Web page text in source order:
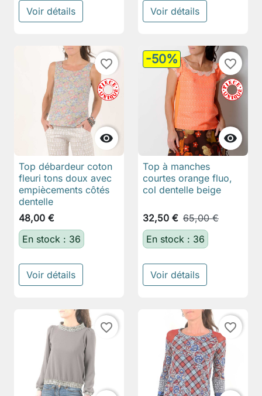
Voir détails Voir détails

favorite_border
Top débardeur coton
fleuri tons doux avec
empiècements côtés
dentelle
48,00 €
En stock : 36
Voir détails
-50%

favorite_border
Top à manches
courtes orange fluo,
col dentelle beige
32,50 € 65,00 €
En stock : 36
Voir détails
favorite_border favorite_border